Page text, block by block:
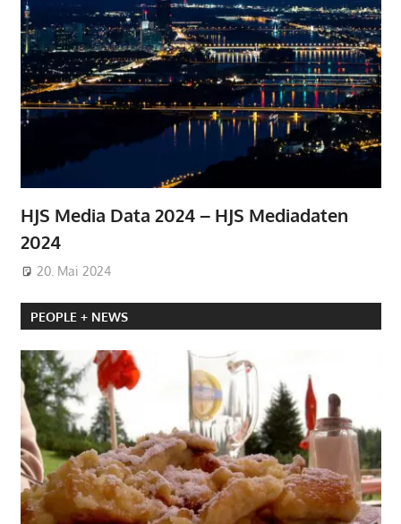
HJS Media Data 2024 – HJS Mediadaten
2024
20. Mai 2024
PEOPLE + NEWS